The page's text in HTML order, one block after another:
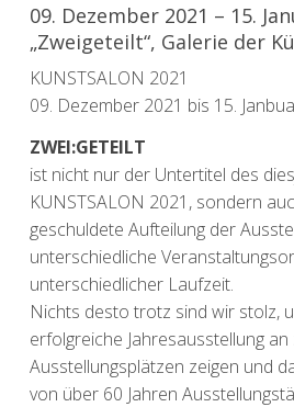
09. Dezember 2021 – 15.
„Zweigeteilt“, Galerie der
KUNSTSALON 2021
09. Dezember 2021 bis 15.
ZWEI:GETEILT
ist nicht nur der Untertitel des
KUNSTSALON 2021, sondern
geschuldete Aufteilung der
unterschiedliche
unterschiedlicher Laufzeit.
Nichts desto trotz sind wir stolz,
erfolgreiche Jahresausstellung
Ausstellungsplätzen zeigen und
von über 60 Jahren